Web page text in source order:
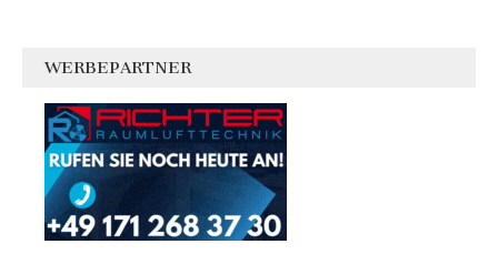
WERBEPARTNER